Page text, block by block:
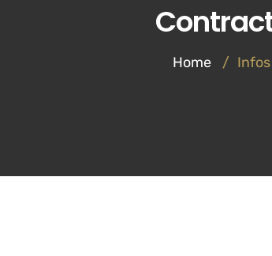
Home / Infos